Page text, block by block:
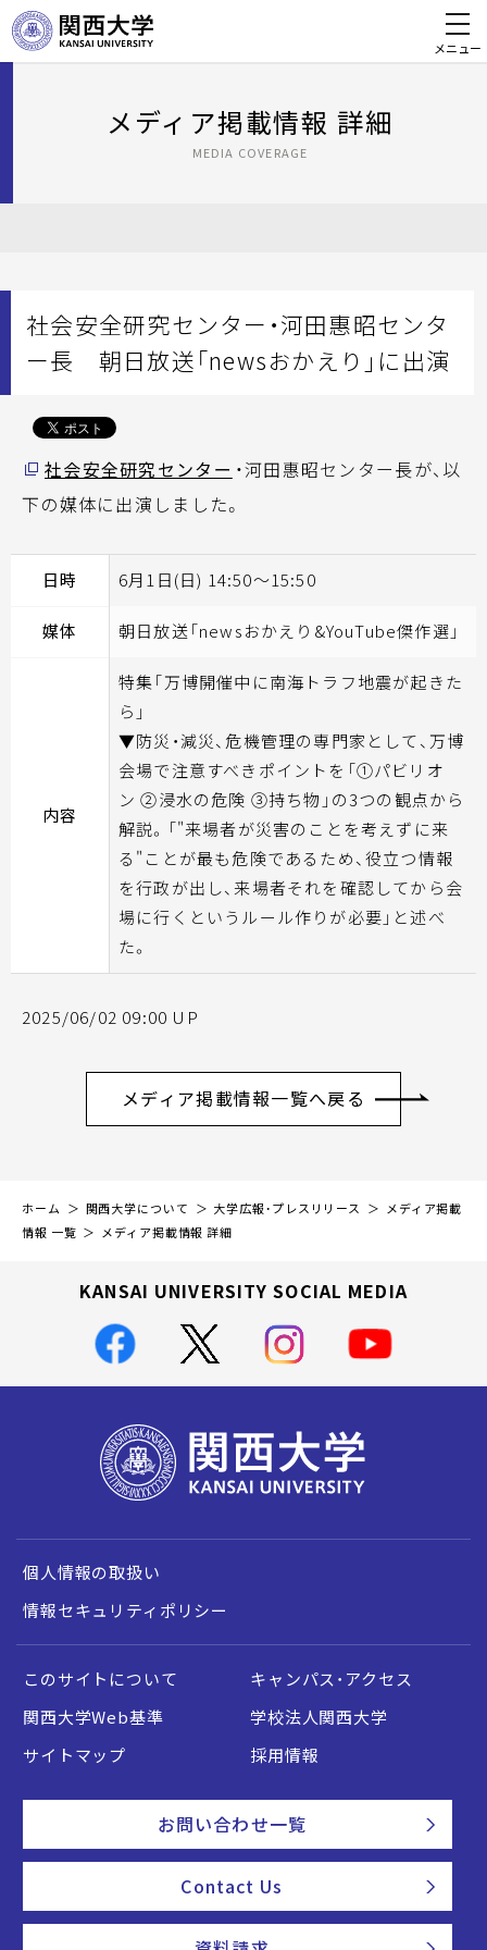
メニュー
メディア掲載情報 詳細
MEDIA COVERAGE
社会安全研究センター・河田惠昭センタ
ー長 朝日放送「newsおかえり」に出演
社会安全研究センター ・河田惠昭センター長が、以
下の媒体に出演しました。
日時 6月1日(日) 14:50～15:50
媒体 朝日放送「newsおかえり&YouTube傑作選」
内容
特集「万博開催中に南海トラフ地震が起きた
ら」
▼防災・減災、危機管理の専門家として、万博
会場で注意すべきポイントを「①パビリオ
ン ②浸水の危険 ③持ち物」の3つの観点から
解説。「"来場者が災害のことを考えずに来
る"ことが最も危険であるため、役立つ情報
を行政が出し、来場者それを確認してから会
場に行くというルール作りが必要」と述べ
た。
2025/06/02 09:00 UP
メディア掲載情報一覧へ戻る
ホーム 関西大学について 大学広報・プレスリリース
メディア掲載
情報 一覧
メディア掲載情報 詳細
KANSAI UNIVERSITY SOCIAL MEDIA
個人情報の取扱い
情報セキュリティポリシー
このサイトについて
キャンパス・アクセス
関西大学Web基準
学校法人関西大学
サイトマップ
採用情報
お問い合わせ一覧
Contact Us